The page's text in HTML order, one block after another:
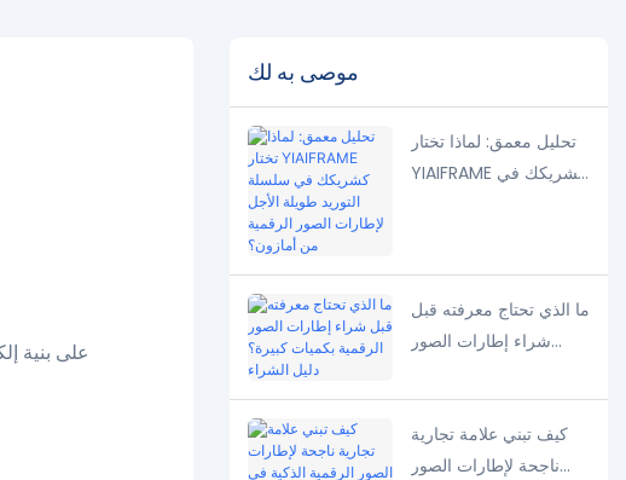
موصى به لك
تحليل معمق: لماذا تختار
YIAIFRAME كشريكك في
ما الذي تحتاج معرفته قبل
شراء إطارات الصور
دليل الشراء
كيف تبني علامة تجارية
ناجحة لإطارات الصور